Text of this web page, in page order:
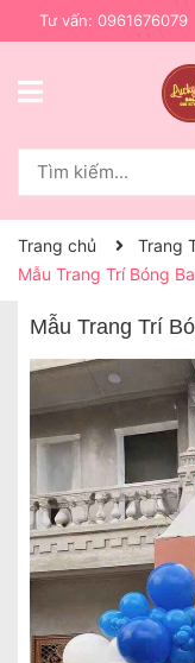
Tư vấn: 0961676079
Trang chủ
Trang
Mẫu Trang Trí Bóng
Mẫu Trang Trí